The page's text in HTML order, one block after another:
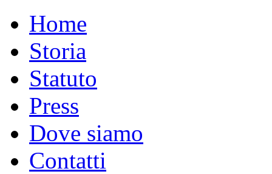
Home
Storia
Statuto
Press
Dove siamo
Contatti